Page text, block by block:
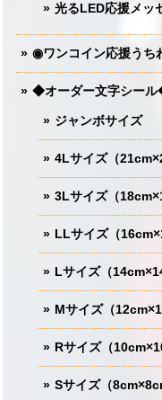
光るLED応援メッ
◉ワンコイン応援うち
◆オーダー文字シー
ジャンボサイズ
4Lサイズ（
3Lサイズ（
LLサイズ（
Lサイズ（
Mサイズ（
Rサイズ（
Sサイズ（